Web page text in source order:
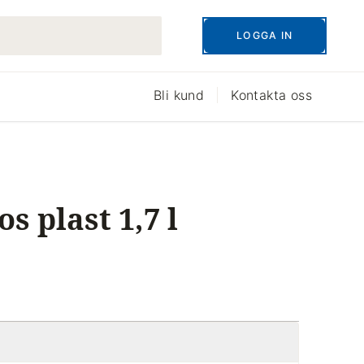
LOGGA IN
Bli kund Kontakta oss
plast 1,7 l